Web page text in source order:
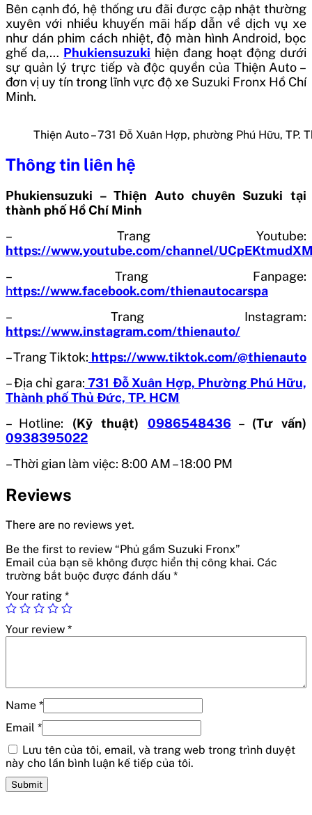
Bên cạnh đó, hệ thống ưu đãi được cập nhật thường
xuyên với nhiều khuyến mãi hấp dẫn về dịch vụ xe
như dán phim cách nhiệt, độ màn hình Android, bọc
ghế da,… Phukiensuzuki hiện đang hoạt động dưới
sự quản lý trực tiếp và độc quyền của Thiện Auto –
đơn vị uy tín trong lĩnh vực độ xe Suzuki Fronx Hồ Chí
Minh.
Thiện Auto – 731 Đỗ Xuân Hợp, phường Phú Hữu, TP.
Thông tin liên hệ
Phukiensuzuki – Thiện Auto chuyên Suzuki tại
thành phố Hồ Chí Minh
– Trang Youtube:
https://www.youtube.com/channel/
– Trang Fanpage:
https://www.facebook.com/thienautocarspa
– Trang Instagram:
https://www.instagram.com/thienauto/
– Trang Tiktok: https://www.tiktok.com/@thienauto
– Địa chỉ gara: 731 Đỗ Xuân Hợp, Phường Phú Hữu,
Thành phố Thủ Đức, TP. HCM
– Hotline: (Kỹ thuật) 0986548436 – (Tư vấn)
0938395022
– Thời gian làm việc: 8:00 AM – 18:00 PM
Reviews
There are no reviews yet.
Be the first to review “Phủ gầm Suzuki Fronx”
Email của bạn sẽ không được hiển thị công khai. Các
trường bắt buộc được đánh dấu *
Your rating *
Your review *
Name *
Email *
Lưu tên của tôi, email, và trang web trong trình duyệt
này cho lần bình luận kế tiếp của tôi.